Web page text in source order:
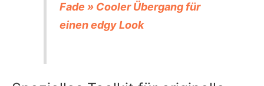
Fade » Cooler Übergang für
einen edgy Look